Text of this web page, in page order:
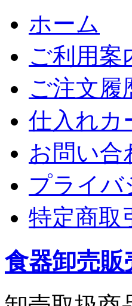
ホーム
ご利用案
ご注文履
仕入れカ
お問い合
プライバ
特定商取
食器卸売販